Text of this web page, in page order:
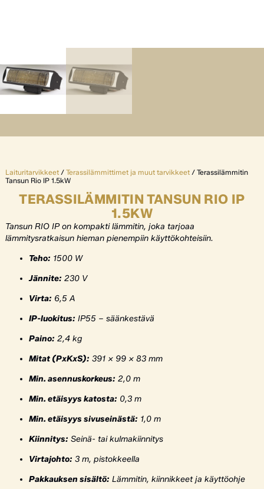
Laituritarvikkeet/ Terassilämmittimet ja muut tarvikkeet/ Terassilämmitin
Tansun Rio IP 1.5kW
TERASSILÄMMITIN TANSUN RIO IP
1.5KW
Tansun RIO IP on kompakti lämmitin, joka tarjoaa
lämmitysratkaisun hieman pienempiin käyttökohteisiin.
Teho: 1500 W
Jännite: 230 V
Virta: 6,5 A
IP-luokitus: IP55 – säänkestävä
Paino: 2,4 kg
Mitat (PxKxS): 391 x 99 x 83 mm
Min. asennuskorkeus: 2,0 m
Min. etäisyys katosta: 0,3 m
Min. etäisyys sivuseinästä: 1,0 m
Kiinnitys: Seinä- tai kulmakiinnitys
Virtajohto: 3 m, pistokkeella
Pakkauksen sisältö: Lämmitin, kiinnikkeet ja käyttöohje